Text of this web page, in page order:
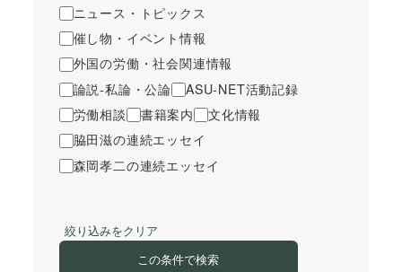
ニュース・トピックス
催し物・イベント情報
外国の労働・社会関連情報
論説-私論・公論
ASU-NET活動記録
労働相談
書籍案内
文化情報
脇田滋の連続エッセイ
森岡孝二の連続エッセイ
絞り込みをクリア
この条件で検索